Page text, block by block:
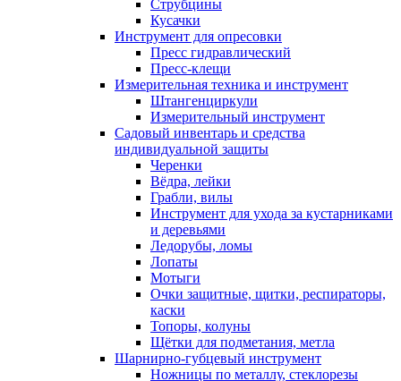
Струбцины
Кусачки
Инструмент для опресовки
Пресс гидравлический
Пресс-клещи
Измерительная техника и инструмент
Штангенциркули
Измерительный инструмент
Садовый инвентарь и средства
индивидуальной защиты
Черенки
Вёдра, лейки
Грабли, вилы
Инструмент для ухода за кустарниками
и деревьями
Ледорубы, ломы
Лопаты
Мотыги
Очки защитные, щитки, респираторы,
каски
Топоры, колуны
Щётки для подметания, метла
Шарнирно-губцевый инструмент
Ножницы по металлу, стеклорезы